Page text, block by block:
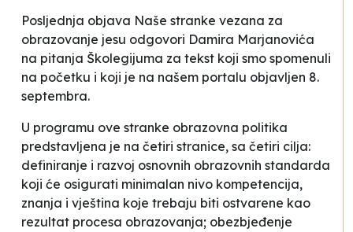
Posljednja objava Naše stranke vezana za
obrazovanje jesu odgovori Damira Marjanovića
na pitanja Školegijuma za tekst koji smo spomenuli
na početku i koji je na našem portalu objavljen 8.
septembra.
U programu ove stranke obrazovna politika
predstavljena je na četiri stranice, sa četiri cilja:
definiranje i razvoj osnovnih obrazovnih standarda
koji će osigurati minimalan nivo kompetencija,
znanja i vještina koje trebaju biti ostvarene kao
rezultat procesa obrazovanja; obezbjeđenje